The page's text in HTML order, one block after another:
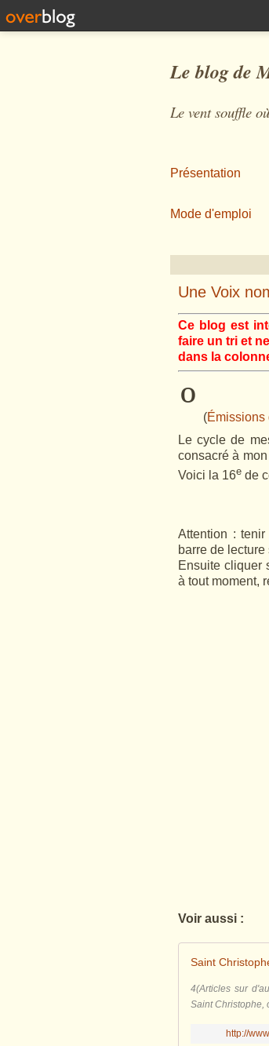
Le blog de
Le vent souffle
Présentation
Mode d'emploi
Une Voix
Ce blog est
faire un tri et
dans la
º (Émissions
Le cycle de
consacré à
Voici la 16e de
Attention :
barre de
Ensuite cliquer
à tout moment,
Voir aussi :
Saint
4(Articles sur
Saint Christophe,
http://